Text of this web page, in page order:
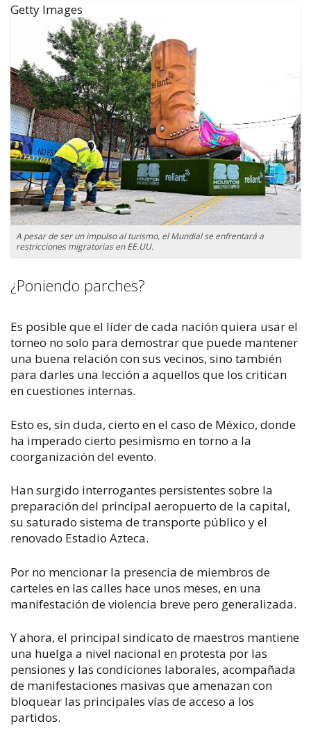
Getty Images
A pesar de ser un impulso al turismo, el Mundial se enfrentará a
restricciones migratorias en EE.UU.
¿Poniendo parches?
Es posible que el líder de cada nación quiera usar el
torneo no solo para demostrar que puede mantener
una buena relación con sus vecinos, sino también
para darles una lección a aquellos que los critican
en cuestiones internas.
Esto es, sin duda, cierto en el caso de México, donde
ha imperado cierto pesimismo en torno a la
coorganización del evento.
Han surgido interrogantes persistentes sobre la
preparación del principal aeropuerto de la capital,
su saturado sistema de transporte público y el
renovado Estadio Azteca.
Por no mencionar la presencia de miembros de
carteles en las calles hace unos meses, en una
manifestación de violencia breve pero generalizada.
Y ahora, el principal sindicato de maestros mantiene
una huelga a nivel nacional en protesta por las
pensiones y las condiciones laborales, acompañada
de manifestaciones masivas que amenazan con
bloquear las principales vías de acceso a los
partidos.